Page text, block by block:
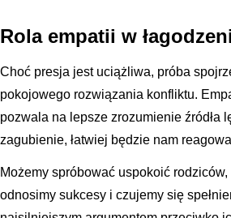
Rola empatii w
Choć presja jest uciążliwa, próba
pokojowego rozwiązania konfliktu.
pozwala na lepsze zrozumienie źródła
zagubienie, łatwiej będzie nam
Możemy spróbować uspokoić
odnosimy sukcesy i czujemy się